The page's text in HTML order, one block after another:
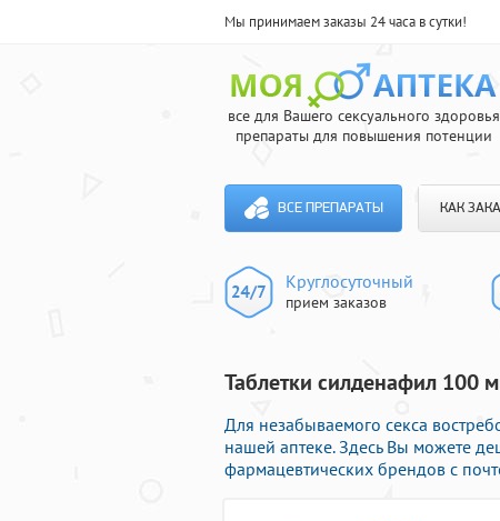
Мы принимаем заказы 24 часа в сутки!
все для Вашего сексуального здоровья
препараты для повышения потенции
ВСЕ ПРЕПАРАТЫ КАК
Круглосуточный
прием заказов
Таблетки силденафил 100
Для незабываемого секса
нашей аптеке. Здесь Вы можете
фармацевтических брендов с